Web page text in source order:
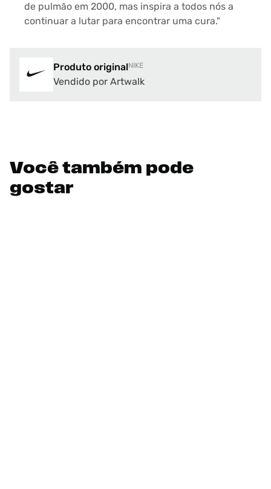
de pulmão em 2000, mas inspira a todos nós a
continuar a lutar para encontrar uma cura."
Produto originalNIKE
Vendido por Artwalk
Você também pode
gostar